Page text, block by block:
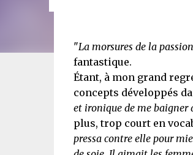
"La morsures de la passion
fantastique.
Étant, à mon grand
concepts développés
et ironique de me baigner
plus, trop court en
pressa contre elle pour